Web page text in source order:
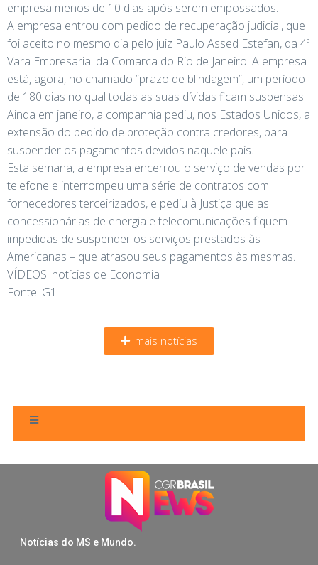
empresa menos de 10 dias após serem empossados.
A empresa entrou com pedido de recuperação judicial, que
foi aceito no mesmo dia pelo juiz Paulo Assed Estefan, da 4ª
Vara Empresarial da Comarca do Rio de Janeiro. A empresa
está, agora, no chamado “prazo de blindagem”, um período
de 180 dias no qual todas as suas dívidas ficam suspensas.
Ainda em janeiro, a companhia pediu, nos Estados Unidos, a
extensão do pedido de proteção contra credores, para
suspender os pagamentos devidos naquele país.
Esta semana, a empresa encerrou o serviço de vendas por
telefone e interrompeu uma série de contratos com
fornecedores terceirizados, e pediu à Justiça que as
concessionárias de energia e telecomunicações fiquem
impedidas de suspender os serviços prestados às
Americanas – que atrasou seus pagamentos às mesmas.
VÍDEOS: notícias de Economia
Fonte: G1
mais notícias
Notícias do MS e Mundo.